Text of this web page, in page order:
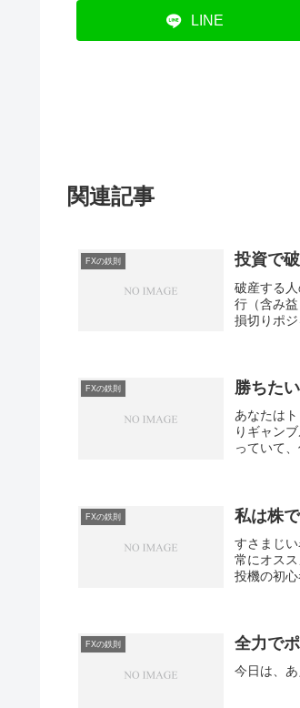
LINE
関連記事
FXの鉄則 投資で
破産する
行（含み
損切りポ
FXの鉄則 勝ちた
あなたは
りギャン
っていて
FXの鉄則 私は株
すさまじ
常にオス
投機の初
FXの鉄則 全力で
今日は、